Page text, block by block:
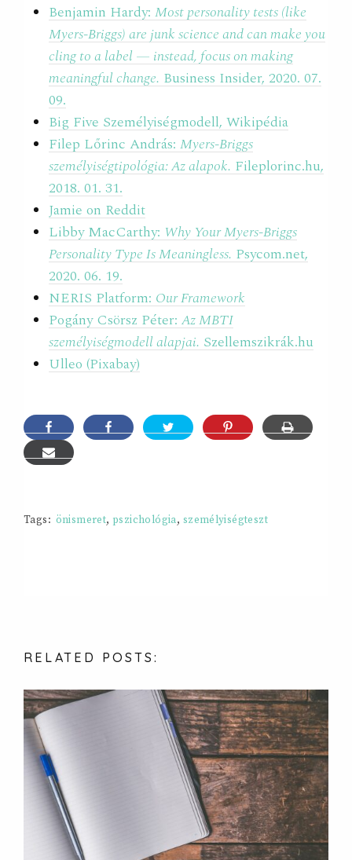
Benjamin Hardy:Most personality tests (like
Myers-Briggs) are junk science and can make you
cling to a label — instead, focus on making
meaningful change. Business Insider, 2020. 07.
09.
Big Five Személyiségmodell, Wikipédia
Filep Lőrinc András:Myers-Briggs
személyiségtipológia: Az alapok. Fileplorinc.hu,
2018. 01. 31.
Jamie on Reddit
Libby MacCarthy: Why Your Myers-Briggs
Personality Type Is Meaningless. Psycom.net,
2020. 06. 19.
NERIS Platform: Our Framework
Pogány Csörsz Péter:Az MBTI
személyiségmodell alapjai. Szellemszikrák.hu
Ulleo (Pixabay)
Tags: önismeret, pszichológia, személyiségteszt
RELATED POSTS: